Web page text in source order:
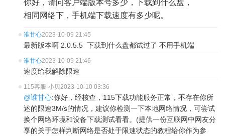
你好，请问客户端版本号多少，下载到什么盘，
相同网络下，手机端下载速度有多少呢。
谁甘心2023-10-09 21:45
最新版本啊 2.0.5.5 下载到什么盘都试过了 不用手机端
谁甘心2023-10-09 21:46
速度给我解除限速
115客服-小贝2023-10-10 03:36
@谁甘心:你好，经核查，115下载功能服务正常，不存在你所
述的限速3M/s的情况，建议你检测一下本地网络情况，可尝试
换个网络环境和设备下载测试看看。(提供一份互联网中网友分
享的关于怎样判断网络是否处于限速状态的教程给你作为参